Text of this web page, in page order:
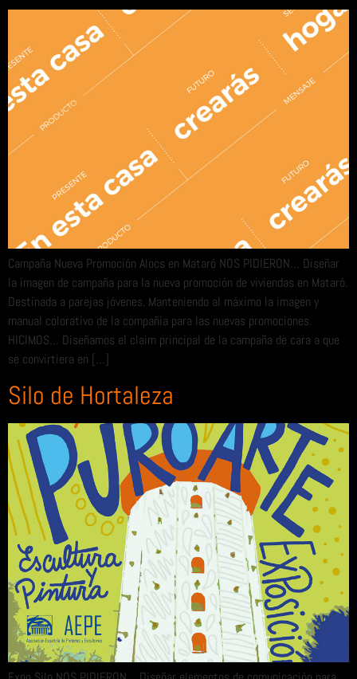
Campaña Nueva Promoción Alocs en Mataró NOS PIDIERON… Diseñar
la imagen de campaña para la nueva promoción de viviendas en Mataró.
Destinada a parejas jóvenes. Manteniendo al máximo la imagen y
manual colorativo de la compañía para las nuevas promociones.
HICIMOS… Diseñamos el claim principal de la campaña de cara a que
se convirtiera en […]
Silo de Hortaleza